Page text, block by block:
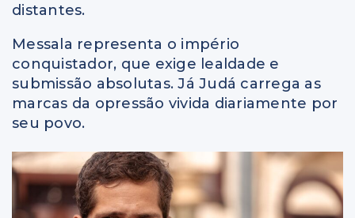
distantes.
Messala representa o império
conquistador, que exige lealdade e
submissão absolutas. Já Judá carrega as
marcas da opressão vivida diariamente por
seu povo.